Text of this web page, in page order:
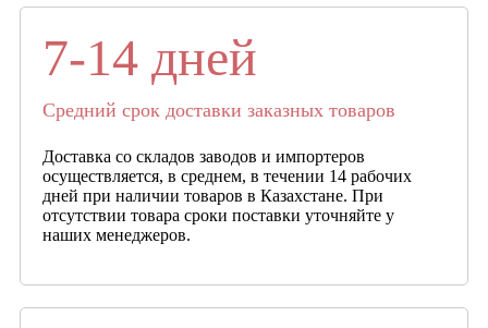
7-14 дней
Средний срок доставки заказных товаров
Доставка со складов заводов и импортеров
осуществляется, в среднем, в течении 14 рабочих
дней при наличии товаров в Казахстане. При
отсутствии товара сроки поставки уточняйте у
наших менеджеров.